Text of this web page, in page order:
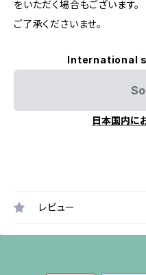
をいただく場合もございます。
ご了承くださいませ。
International
日本国内に
レビュー